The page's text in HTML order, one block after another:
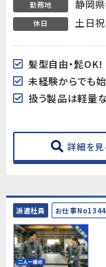
勤務地 静岡
休日 土日
髪型自由・髭
扱う製品は軽量
詳細を見
派遣社員 お仕事